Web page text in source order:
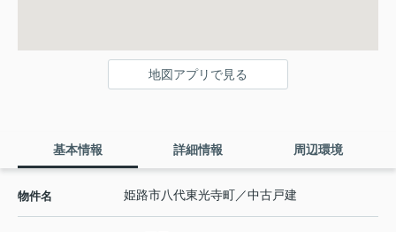
地図アプリで見る
基本情報 詳細情報 周辺環境
物件名 姫路市八代東光寺町／中古戸建